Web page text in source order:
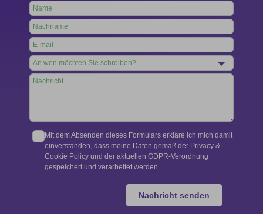
Leave
this
field
blank
Mit dem Absenden dieses Formulars erkläre ich mich damit
einverstanden, dass meine Daten gemäß der Privacy &
Cookie Policy und der aktuellen GDPR-Verordnung
gespeichert und verarbeitet werden.
Nachricht senden